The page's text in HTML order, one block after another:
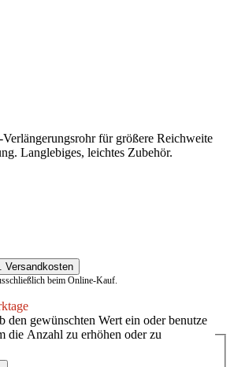
Versandkosten
beim Online-Kauf.
den gewünschten Wert ein oder benutze
die Anzahl zu erhöhen oder zu